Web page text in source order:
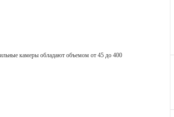
камеры обладают объемом от 45 до 400